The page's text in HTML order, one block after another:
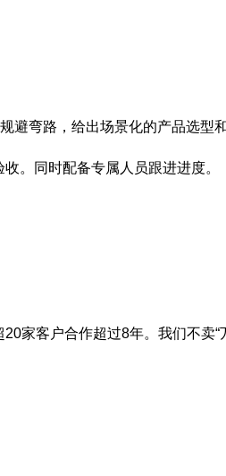
避弯路，给出场景化的产品选型
。同时配备专属人员跟进进度。
家客户合作超过8年。我们不卖“